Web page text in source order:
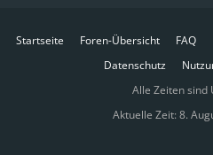
Startseite Foren-Übersicht FAQ
Datenschutz
Alle Zeiten sind
Aktuelle Zeit: 8.